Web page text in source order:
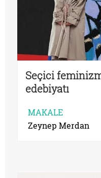
Seçici
edebiyatı
MAKALE
Zeynep Merdan